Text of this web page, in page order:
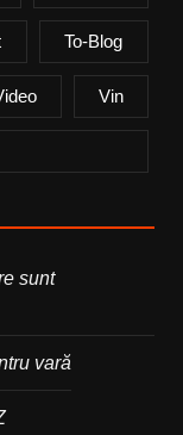
To-Blog
Vin
sunt
vară